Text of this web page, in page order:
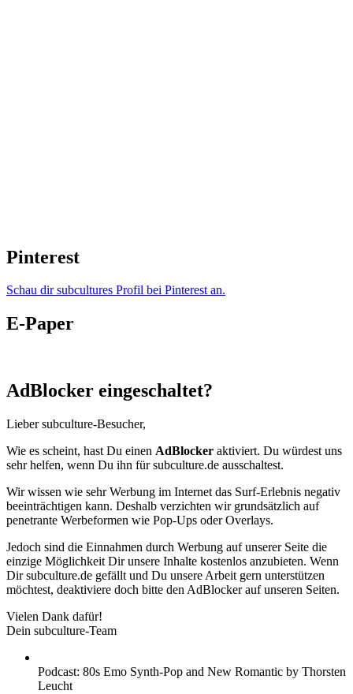
Pinterest
Schau dir subcultures Profil bei Pinterest an.
E-Paper
AdBlocker eingeschaltet?
Lieber subculture-Besucher,
Wie es scheint, hast Du einen AdBlocker aktiviert. Du würdest uns
sehr helfen, wenn Du ihn für subculture.de ausschaltest.
Wir wissen wie sehr Werbung im Internet das Surf-Erlebnis negativ
beeinträchtigen kann. Deshalb verzichten wir grundsätzlich auf
penetrante Werbeformen wie Pop-Ups oder Overlays.
Jedoch sind die Einnahmen durch Werbung auf unserer Seite die
einzige Möglichkeit Dir unsere Inhalte kostenlos anzubieten. Wenn
Dir subculture.de gefällt und Du unsere Arbeit gern unterstützen
möchtest, deaktiviere doch bitte den AdBlocker auf unseren Seiten.
Vielen Dank dafür!
Dein subculture-Team
Podcast: 80s Emo Synth-Pop and New Romantic by Thorsten
Leucht